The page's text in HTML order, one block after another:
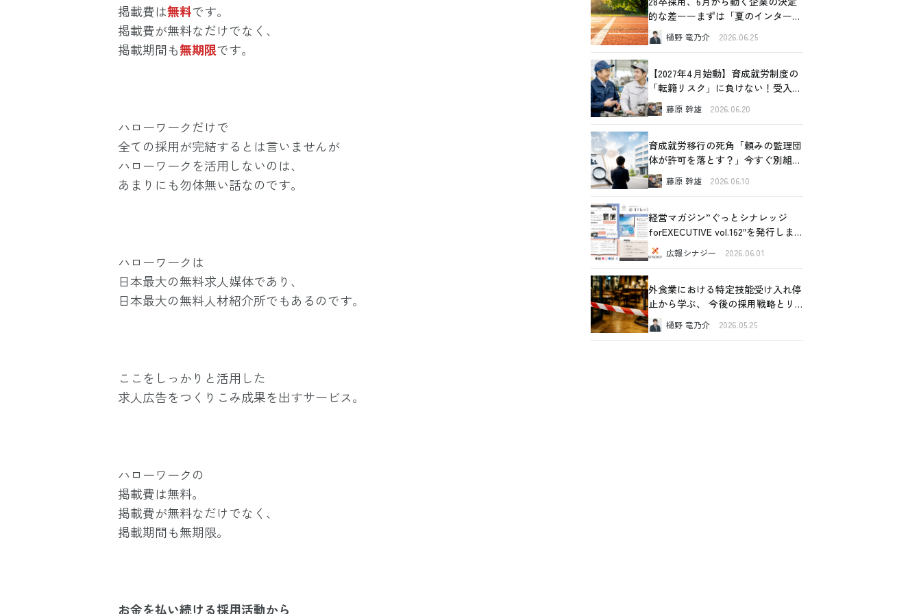
掲載費は無料です。
掲載費が無料なだけでなく、
掲載期間も無期限です。
ハローワークだけで
全ての採用が完結するとは言いませんが
ハローワークを活用しないのは、
あまりにも勿体無い話なのです。
ハローワークは
日本最大の無料求人媒体であり、
日本最大の無料人材紹介所でもあるのです。
ここをしっかりと活用した
求人広告をつくりこみ成果を出すサービス。
ハローワークの
掲載費は無料。
掲載費が無料なだけでなく、
掲載期間も無期限。
お金を払い続ける採用活動から
的な差ーーまずは「夏のインターン
シップ」から始めてみませんか
樋野 竜乃介 2026.06.25
【2027年4月始動】育成就労制度の
「転籍リスク」に負けない！受入企
業が今すぐできるリアルな対策
藤原 幹雄 2026.06.20
育成就労移行の死角「頼みの監理団
体が許可を落とす？」今すぐ別組織
の内部事情に切り込むべき理由と、
確認すべき4つの重要ポイント
藤原 幹雄 2026.06.10
経営マガジン”ぐっとシナレッジ
forEXECUTIVE vol.162″を発行しま
した！広報シナジー 2026.06.01
外食業における特定技能受け入れ停
止から学ぶ、 今後の採用戦略とリ
スク管理樋野 竜乃介 2026.05.25